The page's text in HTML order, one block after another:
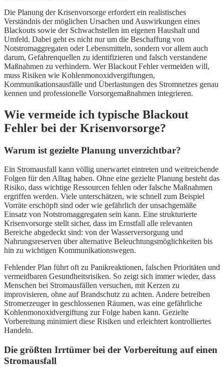
Die Planung der Krisenvorsorge erfordert ein realistisches
Verständnis der möglichen Ursachen und Auswirkungen eines
Blackouts sowie der Schwachstellen im eigenen Haushalt und
Umfeld. Dabei geht es nicht nur um die Beschaffung von
Notstromaggregaten oder Lebensmitteln, sondern vor allem auch
darum, Gefahrenquellen zu identifizieren und falsch verstandene
Maßnahmen zu verhindern. Wer Blackout Fehler vermeiden will,
muss Risiken wie Kohlenmonoxidvergiftungen,
Kommunikationsausfälle und Überlastungen des Stromnetzes genau
kennen und professionelle Vorsorgemaßnahmen integrieren.
Wie vermeide ich typische Blackout
Fehler bei der Krisenvorsorge?
Warum ist gezielte Planung unverzichtbar?
Ein Stromausfall kann völlig unerwartet eintreten und weitreichende
Folgen für den Alltag haben. Ohne eine gezielte Planung besteht das
Risiko, dass wichtige Ressourcen fehlen oder falsche Maßnahmen
ergriffen werden. Viele unterschätzen, wie schnell zum Beispiel
Vorräte erschöpft sind oder wie gefährlich der unsachgemäße
Einsatz von Notstromaggregaten sein kann. Eine strukturierte
Krisenvorsorge stellt sicher, dass im Ernstfall alle relevanten
Bereiche abgedeckt sind: von der Wasserversorgung und
Nahrungsreserven über alternative Beleuchtungsmöglichkeiten bis
hin zu wichtigen Kommunikationswegen.
Fehlender Plan führt oft zu Panikreaktionen, falschen Prioritäten und
vermeidbaren Gesundheitsrisiken. So zeigt sich immer wieder, dass
Menschen bei Stromausfällen versuchen, mit Kerzen zu
improvisieren, ohne auf Brandschutz zu achten. Andere betreiben
Stromerzeuger in geschlossenen Räumen, was eine gefährliche
Kohlenmonoxidvergiftung zur Folge haben kann. Gezielte
Vorbereitung minimiert diese Risiken und erleichtert kontrolliertes
Handeln.
Die größten Irrtümer bei der Vorbereitung auf einen
Stromausfall